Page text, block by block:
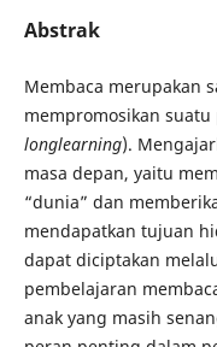
Abstrak
Membaca merupakan
mempromosikan
longlearning).
masa depan, yaitu
“dunia” dan
mendapatkan tujuan
dapat diciptakan
pembelajaran
anak yang masih